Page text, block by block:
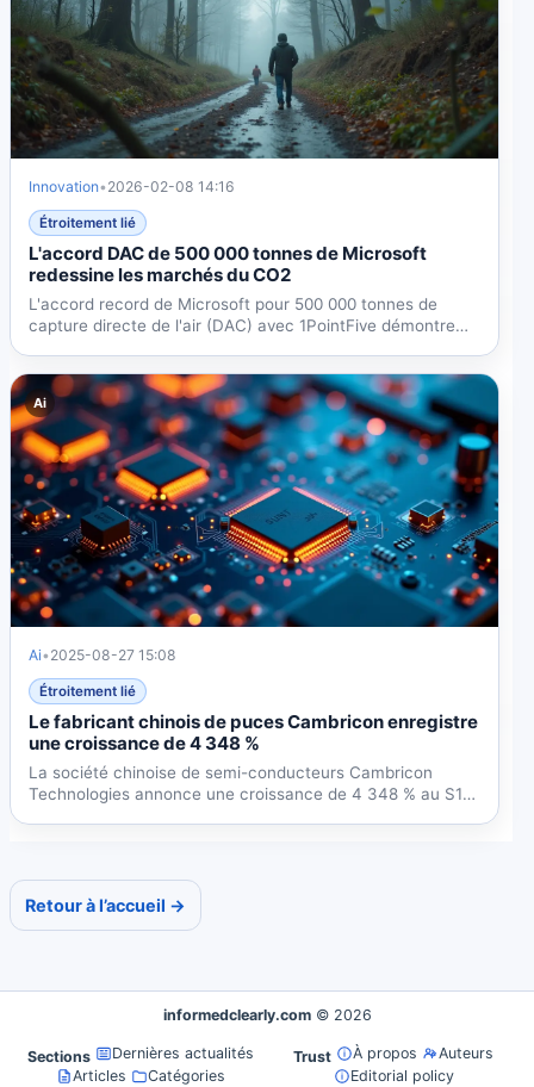
Innovation• 2026-02-08 14:16
Étroitement lié
L'accord DAC de 500 000 tonnes de Microsoft
redessine les marchés du CO2
L'accord record de Microsoft pour 500 000 tonnes de
capture directe de l'air (DAC) avec 1PointFive démontre
Ai
Ai• 2025-08-27 15:08
Étroitement lié
Le fabricant chinois de puces Cambricon enregistre
une croissance de 4 348 %
La société chinoise de semi-conducteurs Cambricon
Technologies annonce une croissance de 4 348 % au S1
Retour à l’accueil →
informedclearly.com © 2026
Sections
Dernières actualités
Articles
Catégories
Trust À propos
Auteurs
Editorial policy